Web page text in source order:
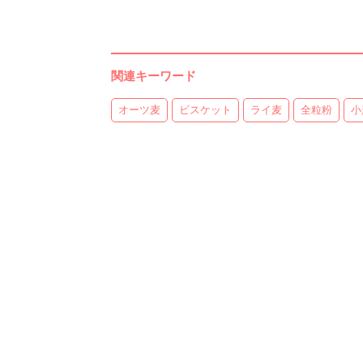
関連キーワード
オーツ麦 ビスケット ライ麦 全粒粉